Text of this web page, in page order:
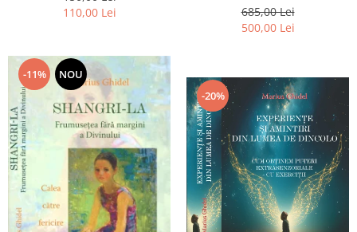
110,00 Lei
și amintiri, Rugăciunile
Luceafarului de dimineata) -
Marius Ghidel
685,00 Lei
500,00 Lei
-11% NOU
-20%